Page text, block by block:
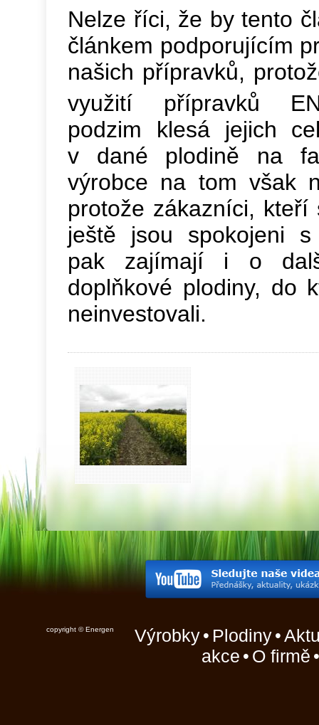
Nelze říci, že by tento
článkem podporujícím
našich přípravků,
využití přípravků
podzim klesá jejich
v dané plodině na
výrobce na tom však
protože zákazníci,
ještě jsou spokojeni
pak zajímají i o
doplňkové plodiny, do
neinvestovali.
copyright © Energen Výrobky• Plodiny•
akce • O firmě •